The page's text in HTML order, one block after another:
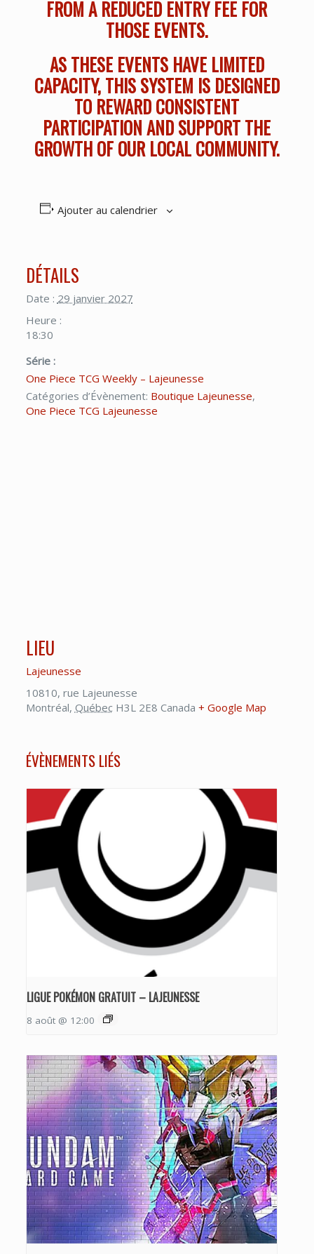
FROM A REDUCED ENTRY FEE FOR
THOSE EVENTS.
AS THESE EVENTS HAVE LIMITED
CAPACITY, THIS SYSTEM IS DESIGNED
TO REWARD CONSISTENT
PARTICIPATION AND SUPPORT THE
GROWTH OF OUR LOCAL COMMUNITY.
Ajouter au calendrier
DÉTAILS
Date : 29 janvier 2027
Heure :
18:30
Série :
One Piece TCG Weekly – Lajeunesse
Catégories d’Évènement: Boutique Lajeunesse,
One Piece TCG Lajeunesse
LIEU
Lajeunesse
10810, rue Lajeunesse
Montréal, Québec H3L 2E8 Canada + Google Map
ÉVÈNEMENTS LIÉS
LIGUE POKÉMON GRATUIT – LAJEUNESSE
8 août @ 12:00